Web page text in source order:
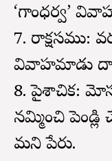
‘గాంధర్వ’
7. రాక్షసము:
వివాహమాడు
8. పైశాచిక:
నమ్మించి పెండ్లి
మని పేరు.